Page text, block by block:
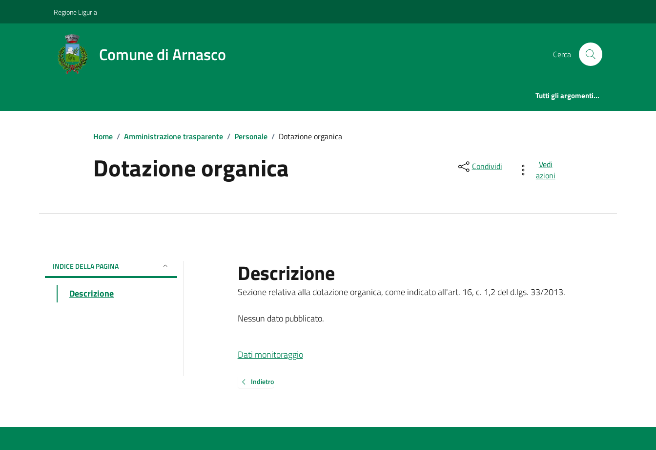
Regione Liguria
Comune di Arnasco Cerca
Tutti gli argomenti...
Home / Amministrazione trasparente / Personale / Dotazione organica
Dotazione organica Condividi
Vedi
azioni
INDICE DELLA PAGINA
Descrizione
Descrizione
Sezione relativa alla dotazione organica, come indicato all'art. 16, c. 1,2 del d.lgs. 33/2013.
Nessun dato pubblicato.
Dati monitoraggio
Indietro